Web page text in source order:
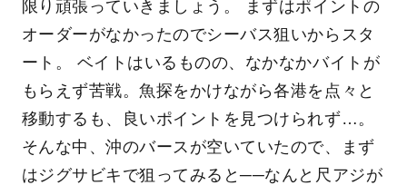
限り頑張っていきましょう。 まずはポイントの
オーダーがなかったのでシーバス狙いからスタ
ート。 ベイトはいるものの、なかなかバイトが
もらえず苦戦。魚探をかけながら各港を点々と
移動するも、良いポイントを見つけられず…。
そんな中、沖のバースが空いていたので、まず
はジグサビキで狙ってみると──なんと尺アジが